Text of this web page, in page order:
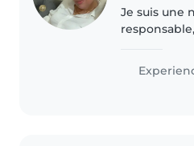
Je suis une
petits et